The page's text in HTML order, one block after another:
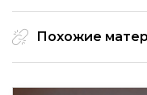
Похожие